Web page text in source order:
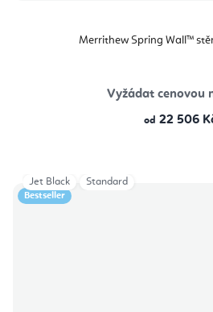
Merrithew Spring Wall™
Vyžádat cenovou
od 22 506
Bestseller
Jet Black Standard